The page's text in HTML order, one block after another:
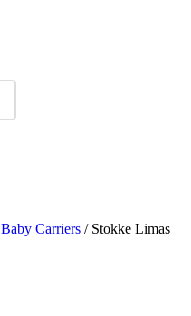
Baby Carriers / Stokke Limas